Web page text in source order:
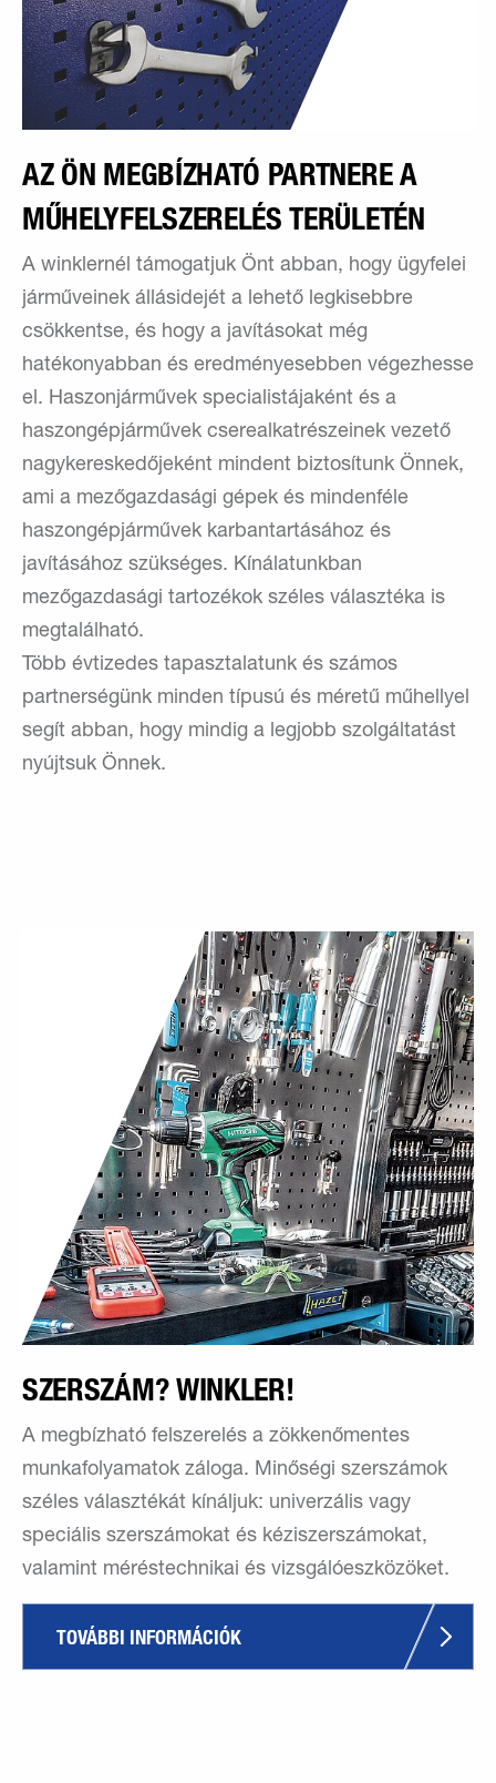
AZ ÖN MEGBÍZHATÓ PARTNERE A
MŰHELYFELSZERELÉS TERÜLETÉN
A winklernél támogatjuk Önt abban, hogy ügyfelei
járműveinek állásidejét a lehető legkisebbre
csökkentse, és hogy a javításokat még
hatékonyabban és eredményesebben végezhesse
el. Haszonjárművek specialistájaként és a
haszongépjárművek cserealkatrészeinek vezető
nagykereskedőjeként mindent biztosítunk Önnek,
ami a mezőgazdasági gépek és mindenféle
haszongépjárművek karbantartásához és
javításához szükséges. Kínálatunkban
mezőgazdasági tartozékok széles választéka is
megtalálható.
Több évtizedes tapasztalatunk és számos
partnerségünk minden típusú és méretű műhellyel
segít abban, hogy mindig a legjobb szolgáltatást
nyújtsuk Önnek.
SZERSZÁM? WINKLER!
A megbízható felszerelés a zökkenőmentes
munkafolyamatok záloga. Minőségi szerszámok
széles választékát kínáljuk: univerzális vagy
speciális szerszámokat és kéziszerszámokat,
valamint méréstechnikai és vizsgálóeszközöket.
TOVÁBBI INFORMÁCIÓK